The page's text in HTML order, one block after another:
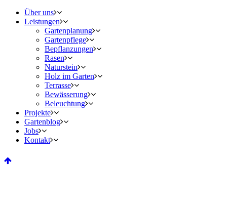
Über uns
Leistungen
Gartenplanung
Gartenpflege
Bepflanzungen
Rasen
Naturstein
Holz im Garten
Terrasse
Bewässerung
Beleuchtung
Projekte
Gartenblog
Jobs
Kontakt